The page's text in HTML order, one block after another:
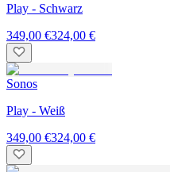
Play - Schwarz
349,00 €324,00 €
Sonos
Play - Weiß
349,00 €324,00 €